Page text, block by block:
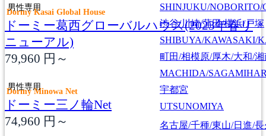
SHINJUKU/
渋谷/川崎/蒲田/横浜/戸塚
SHIBUYA/KAWASAKI/
町田/相模原/厚木/大和/湘
MACHIDA/
宇都宮
UTSUNOMIYA
名古屋/千種/東山/日進/
男性専用
Dormy Kasai Global House
ドーミー葛西グローバルハウス(2023年春リ
ニューアル)
79,960 円～
男性専用
Dormy Minowa Net
ドーミー三ノ輪Net
74,960 円～